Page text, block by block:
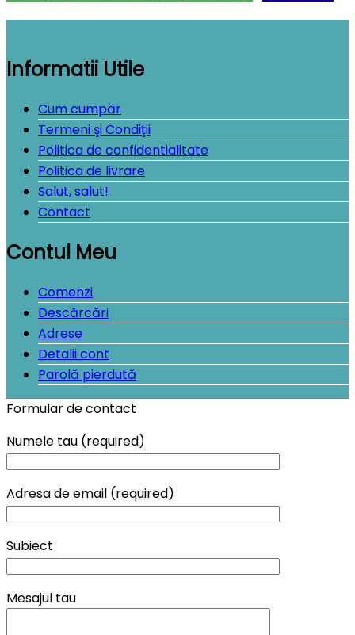
Informatii Utile
Cum cumpăr
Termeni şi Condiţii
Politica de confidentialitate
Politica de livrare
Salut, salut!
Contact
Contul Meu
Comenzi
Descărcări
Adrese
Detalii cont
Parolă pierdută
Formular de contact
Numele tau (required)
Adresa de email (required)
Subiect
Mesajul tau